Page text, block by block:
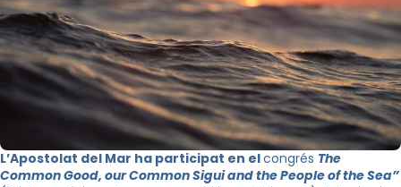
L’Apostolat del Mar ha participat en elcongrés The
Common Good, our Common Sigui and the People of the Sea”